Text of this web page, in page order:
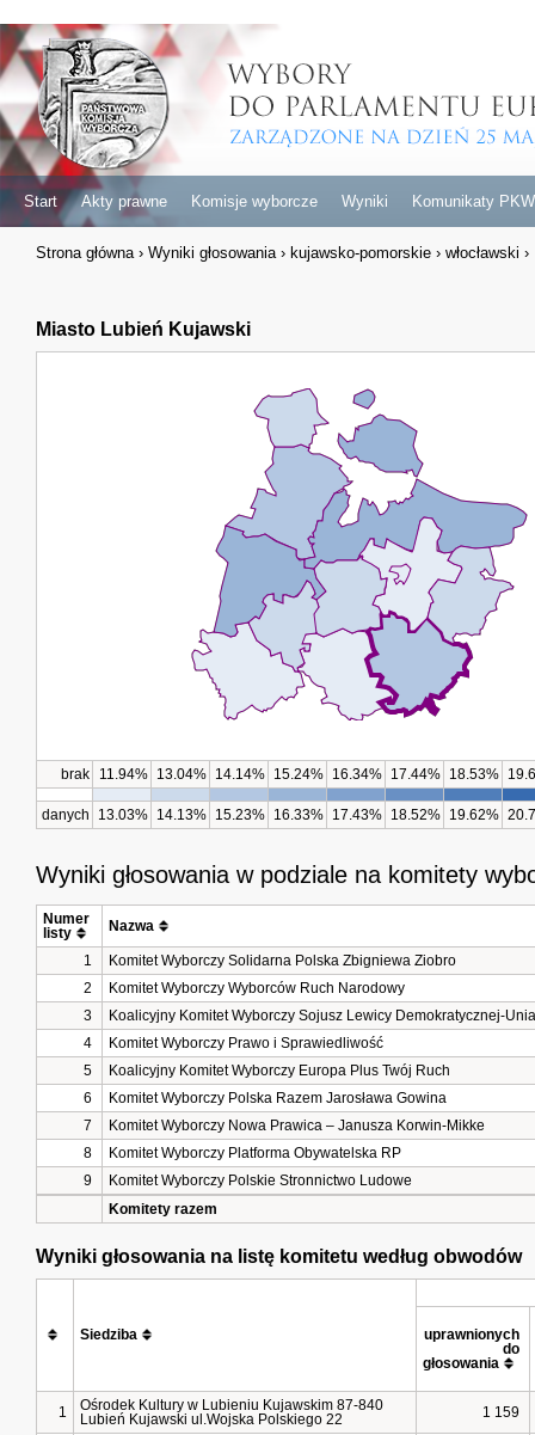
Start Akty prawne Komisje wyborcze Wyniki Komunikaty PKW
Strona główna › Wyniki głosowania › kujawsko-pomorskie › włocławski ›
Miasto Lubień Kujawski
brak 11.94% 13.04% 14.14% 15.24% 16.34% 17.44% 18.53%
danych 13.03% 14.13% 15.23% 16.33% 17.43% 18.52% 19.62%
Wyniki głosowania w podziale na komitety
Numer
listy
Nazwa
1
Komitet Wyborczy Solidarna Polska Zbigniewa Ziobro
2
Komitet Wyborczy Wyborców Ruch Narodowy
3
Koalicyjny Komitet Wyborczy Sojusz Lewicy Demokratycznej-
4
Komitet Wyborczy Prawo i Sprawiedliwość
5
Koalicyjny Komitet Wyborczy Europa Plus Twój Ruch
6
Komitet Wyborczy Polska Razem Jarosława Gowina
7
Komitet Wyborczy Nowa Prawica – Janusza Korwin-Mikke
8
Komitet Wyborczy Platforma Obywatelska RP
9
Komitet Wyborczy Polskie Stronnictwo Ludowe
Komitety razem
Wyniki głosowania na listę komitetu według obwodów
Siedziba
uprawnionych
do
głosowania
1
Ośrodek Kultury w Lubieniu Kujawskim 87-840
Lubień Kujawski ul.Wojska Polskiego 22
1 159